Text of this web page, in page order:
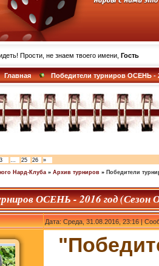
Прости, не знаем твоего имени, Гость
Главная Победители турниров ОСЕНЬ -
3 … 25 26
»
Нард-Клуба » Архив турниров » Победители
ОСЕНЬ - 2016 год
Дата: Среда, 31.08.2016, 23:16 |